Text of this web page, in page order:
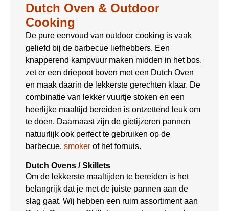
Dutch Oven & Outdoor
Cooking
De pure eenvoud van outdoor cooking is vaak
geliefd bij de barbecue liefhebbers. Een
knapperend kampvuur maken midden in het bos,
zet er een driepoot boven met een Dutch Oven
en maak daarin de lekkerste gerechten klaar. De
combinatie van lekker vuurtje stoken en een
heerlijke maaltijd bereiden is ontzettend leuk om
te doen. Daarnaast zijn de gietijzeren pannen
natuurlijk ook perfect te gebruiken op de
barbecue, smoker of het fornuis.
Dutch Ovens / Skillets
Om de lekkerste maaltijden te bereiden is het
belangrijk dat je met de juiste pannen aan de
slag gaat. Wij hebben een ruim assortiment aan